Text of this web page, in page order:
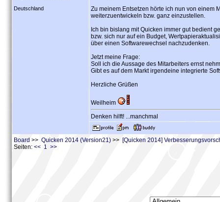
Deutschland
Zu meinem Entsetzen hörte ich nun von einem
weiterzuentwickeln bzw. ganz einzustellen.
Ich bin bislang mit Quicken immer gut bedient
bzw. sich nur auf ein Budget,
über einen Softwarewechsel nachzudenken.
Jetzt meine Frage:
Soll ich die Aussage des Mitarbeiters ernst
Gibt es auf dem Markt irgendeine integrierte
Herzliche Grüßen
Weilheim
Denken hilft! ...manchmal
Board >> Quicken 2014 (Version21) >> [Quicken 2014]
Seiten: << 1 >>